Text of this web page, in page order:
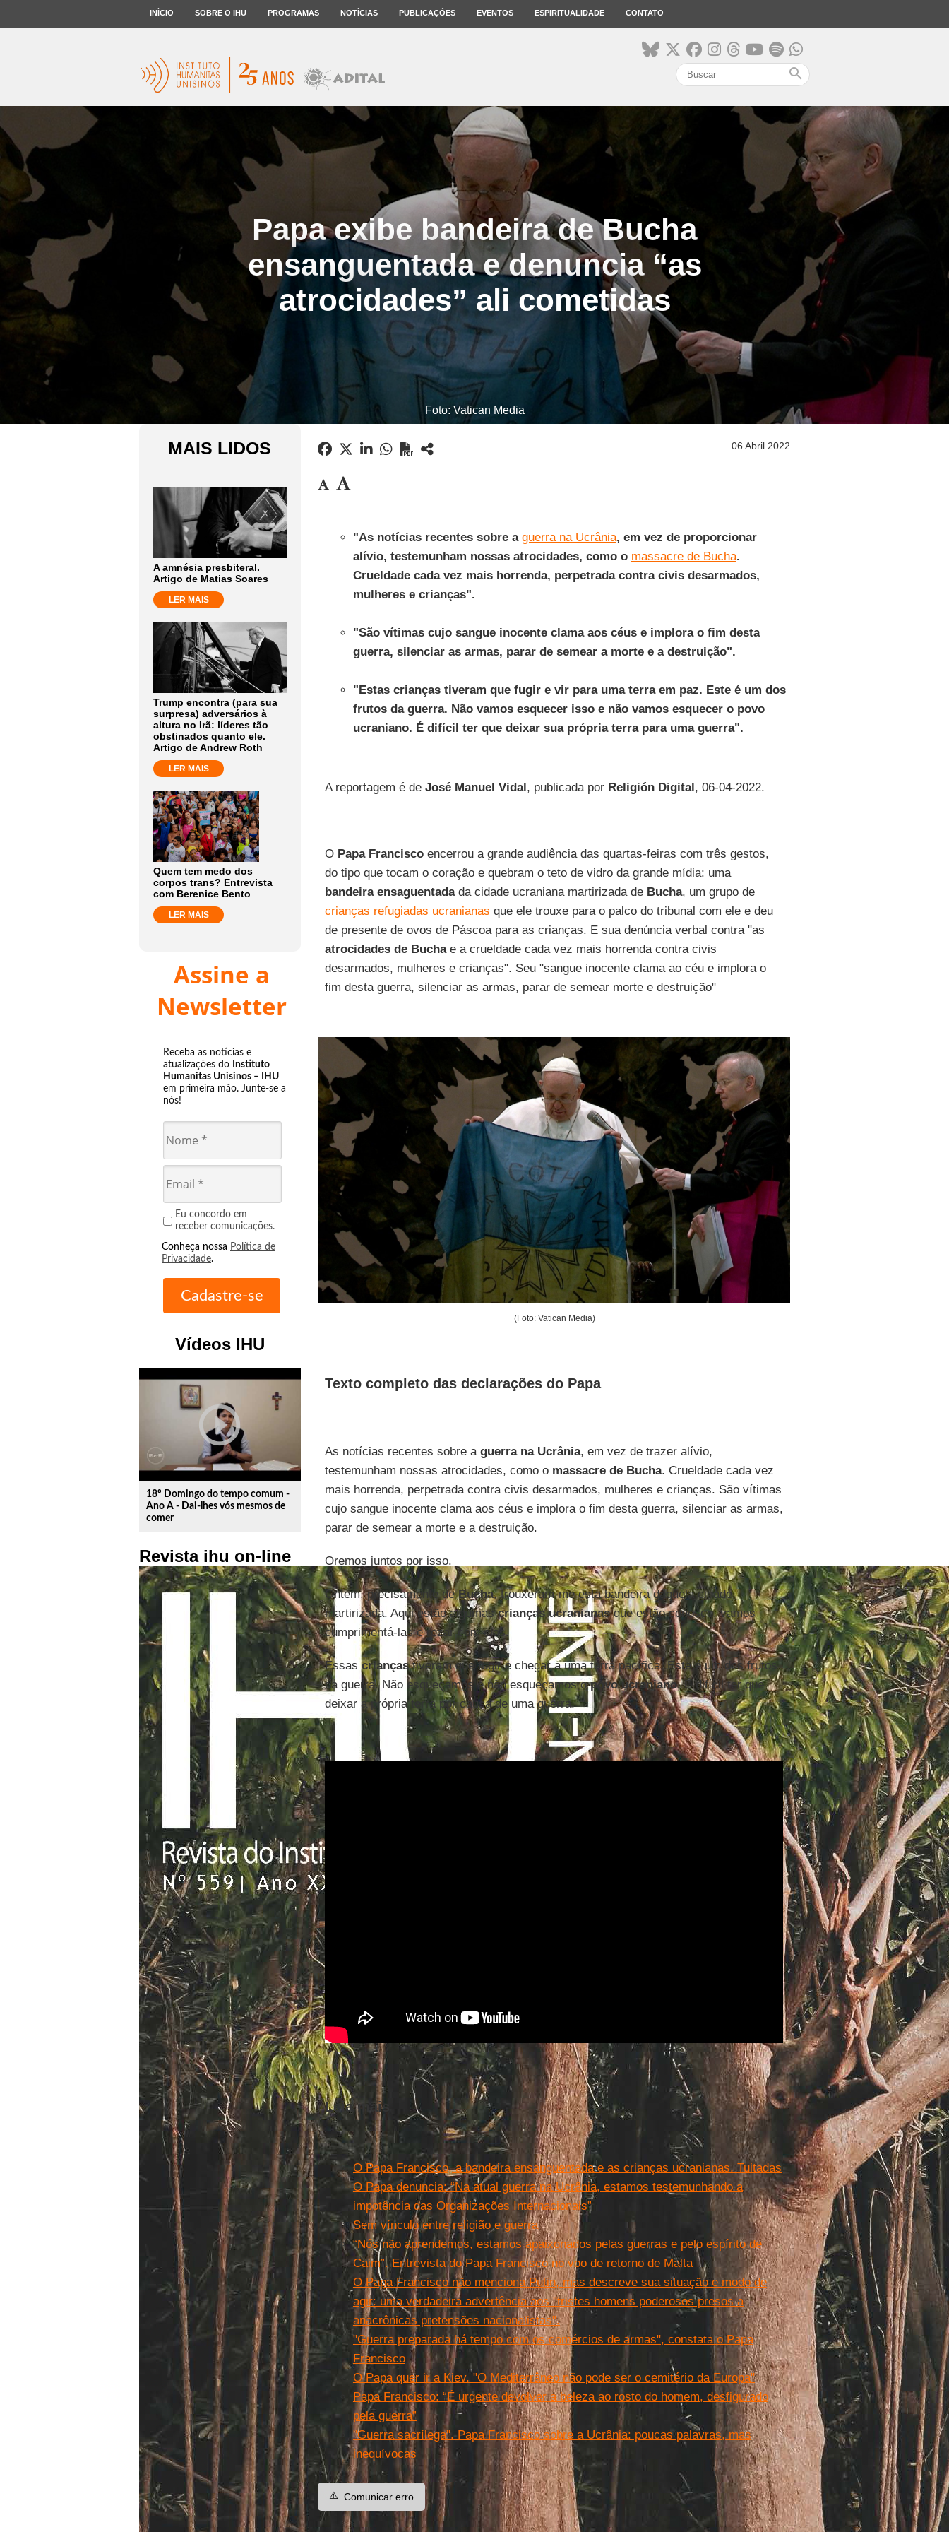
INÍCIO SOBRE O IHU PROGRAMAS NOTÍCIAS PUBLICAÇÕES EVENTOS ESPIRITUALIDADE CONTATO
search
Papa exibe bandeira de Bucha
ensanguentada e denuncia “as
atrocidades” ali cometidas
Foto: Vatican Media
MAIS LIDOS
A amnésia presbiteral.
Artigo de Matias Soares
LER MAIS
Trump encontra (para sua
surpresa) adversários à
altura no Irã: líderes tão
obstinados quanto ele.
Artigo de Andrew Roth
LER MAIS
Quem tem medo dos
corpos trans? Entrevista
com Berenice Bento
LER MAIS
Assine a
Newsletter
Receba as notícias e
atualizações do Instituto
Humanitas Unisinos – IHU
em primeira mão. Junte-se a
nós!
Eu concordo em
receber comunicações.
Conheça nossa Política de
Privacidade.
Vídeos IHU
play_circle_outline
18º Domingo do tempo comum -
Ano A - Dai-lhes vós mesmos de
comer
Revista ihu on-line
06 Abril 2022
"As notícias recentes sobre a guerra na Ucrânia, em vez de proporcionar
alívio, testemunham nossas atrocidades, como o massacre de Bucha.
Crueldade cada vez mais horrenda, perpetrada contra civis desarmados,
mulheres e crianças".
"São vítimas cujo sangue inocente clama aos céus e implora o fim desta
guerra, silenciar as armas, parar de semear a morte e a destruição".
"Estas crianças tiveram que fugir e vir para uma terra em paz. Este é um dos
frutos da guerra. Não vamos esquecer isso e não vamos esquecer o povo
ucraniano. É difícil ter que deixar sua própria terra para uma guerra".
A reportagem é de José Manuel Vidal, publicada por Religión Digital, 06-04-2022.
O Papa Franciscoencerrou a grande audiência das quartas-feiras com três gestos,
do tipo que tocam o coração e quebram o teto de vidro da grande mídia: uma
bandeira ensaguentadada cidade ucraniana martirizada de Bucha, um grupo de
crianças refugiadas ucranianas que ele trouxe para o palco do tribunal com ele e deu
de presente de ovos de Páscoa para as crianças. E sua denúncia verbal contra "as
atrocidades de Buchae a crueldade cada vez mais horrenda contra civis
desarmados, mulheres e crianças". Seu "sangue inocente clama ao céu e implora o
fim desta guerra, silenciar as armas, parar de semear morte e destruição"
(Foto: Vatican Media)
Texto completo das declarações do Papa
As notícias recentes sobre a guerra na Ucrânia, em vez de trazer alívio,
testemunham nossas atrocidades, como o massacre de Bucha. Crueldade cada vez
mais horrenda, perpetrada contra civis desarmados, mulheres e crianças. São vítimas
cujo sangue inocente clama aos céus e implora o fim desta guerra, silenciar as armas,
parar de semear a morte e a destruição.
Oremos juntos por isso.
Ontem, precisamente deBucha, trouxeram-me esta bandeira daquela cidade
martirizada. Aqui estão algumascrianças ucranianasque estão conosco, vamos
cumprimentá-las e rezar com elas.
Essascriançastiveram que fugir e chegar a uma terra pacífica. Este é um dos frutos
da guerra. Não esqueçamos e não esqueçamos opovo ucraniano. É difícil ter que
deixar a própria terra por causa de uma guerra.
Leia mais
O Papa Francisco, a bandeira ensanguentada e as crianças ucranianas. Tuitadas
O Papa denuncia: “Na atual guerra na Ucrânia, estamos testemunhando a
impotência das Organizações Internacionais”
Sem vínculo entre religião e guerra
“Nós não aprendemos, estamos apaixonados pelas guerras e pelo espírito de
Caim”. Entrevista do Papa Francisco no voo de retorno de Malta
O Papa Francisco não menciona Putin, mas descreve sua situação e modo de
agir: uma verdadeira advertência aos "tristes homens poderosos presos a
anacrônicas pretensões nacionalistas".
"Guerra preparada há tempo com os comércios de armas", constata o Papa
Francisco
O Papa quer ir a Kiev. "O Mediterrâneo não pode ser o cemitério da Europa"
Papa Francisco: “É urgente devolver a beleza ao rosto do homem, desfigurado
pela guerra”
"Guerra sacrílega". Papa Francisco sobre a Ucrânia: poucas palavras, mas
inequívocas
⚠️ Comunicar erro